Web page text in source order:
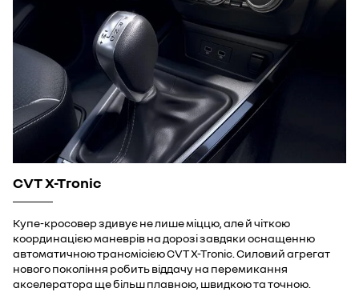
CVT X-Tronic
Купе-кросовер здивує не лише міццю, але й чіткою
координацією маневрів на дорозі завдяки оснащенню
автоматичною трансмісією CVT X-Troniс. Силовий агрегат
нового покоління робить віддачу на перемикання
акселератора ще більш плавною, швидкою та точною.